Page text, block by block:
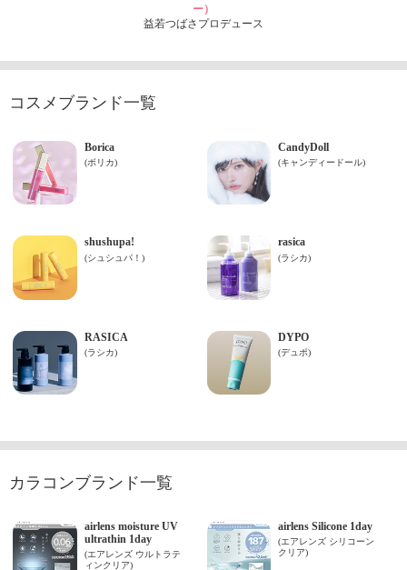
ー）
益若つばさプロデュース
コスメブランド一覧
カラコンブランド一覧